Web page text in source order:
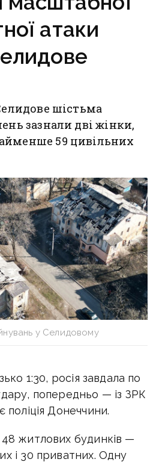
атаки
шістьма
зазнали дві жінки,
59 цивільних
у Селидовому
1:30, росія завдала по
попередньо — із ЗРК
поліція Донеччини.
житлових будинків —
і 30 приватних. Одну